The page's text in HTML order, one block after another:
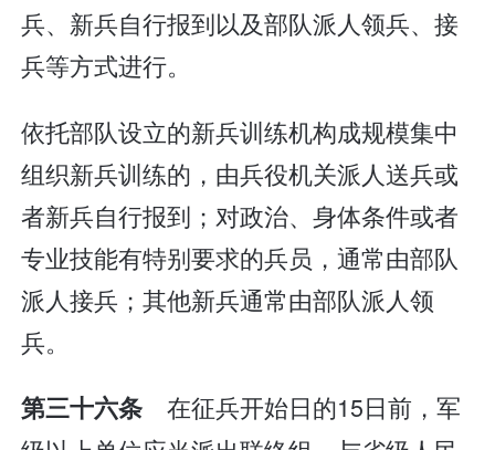
兵、新兵自行报到以及部队派人领兵、接
兵等方式进行。
依托部队设立的新兵训练机构成规模集中
组织新兵训练的，由兵役机关派人送兵或
者新兵自行报到；对政治、身体条件或者
专业技能有特别要求的兵员，通常由部队
派人接兵；其他新兵通常由部队派人领
兵。
第三十六条 在征兵开始日的15日前，军